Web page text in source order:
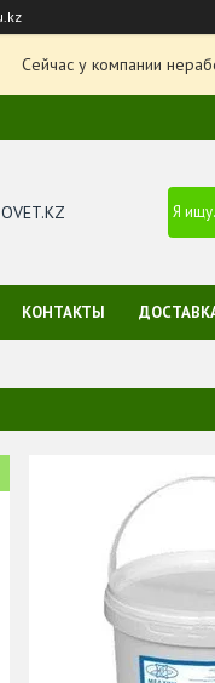
Сейчас у компании
КОНТАКТЫ